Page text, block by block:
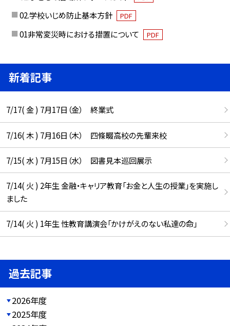
02.学校いじめ防止基本方針 PDF
01非常変災時における措置について PDF
新着記事
7/17( 金 ) 7月17日（金） 終業式
7/16( 木 ) 7月16日（木） 四條畷高校の先輩来校
7/15( 水 ) 7月15日（水） 図書見本巡回展示
7/14( 火 ) 2年生 金融・キャリア教育「お金と人生の授業」を実施し
ました
7/14( 火 ) 1年生 性教育講演会「かけがえのない私達の命」
過去記事
2026年度
2025年度